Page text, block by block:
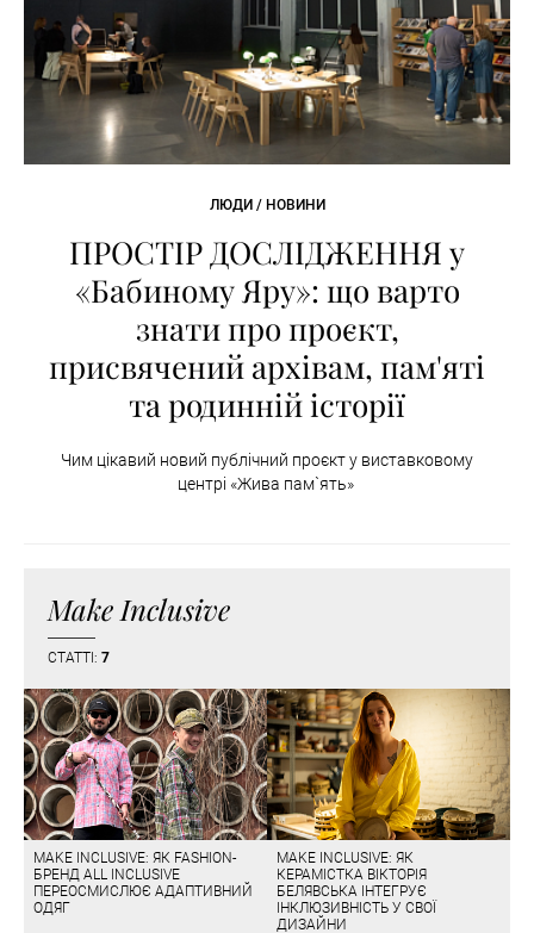
ЛЮДИ / НОВИНИ
ПРОСТІР ДОСЛІДЖЕННЯ у
«Бабиному Яру»: що варто
знати про проєкт,
присвячений архівам, пам'яті
та родинній історії
Чим цікавий новий публічний проєкт у виставковому
центрі «Жива пам`ять»
Make Inclusive
СТАТТІ: 7
MAKE INCLUSIVE: ЯК FASHION-
БРЕНД ALL INCLUSIVE
ПЕРЕОСМИСЛЮЄ АДАПТИВНИЙ
ОДЯГ
MAKE INCLUSIVE: ЯК
КЕРАМІСТКА ВІКТОРІЯ
БЕЛЯВСЬКА ІНТЕГРУЄ
ІНКЛЮЗИВНІСТЬ У СВОЇ
ДИЗАЙНИ